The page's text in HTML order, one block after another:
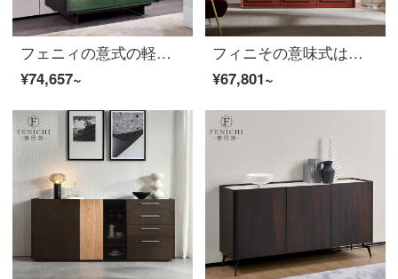
フェニィの意式の軽い贅沢な食事のサイドキャビネットの緑色の漆の近代的な新しいタイプの小型の戸形の見本室のリビングルームの木の保管棚の家具のサイドキャビネットの意式はきわめて簡単です。
¥74,657~
フィニその意味式はきわめて簡単で赤い発光の食事のサイドキャビネットはLED明かりの3つのアイデアを持っています。現代では簡単に高いロッカーの意味が分かります。
¥67,801~